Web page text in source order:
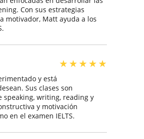
Con sus estrategias
motivador, Matt ayuda a los
★★★★★
y está
Sus clases son
speaking, writing, reading y
y motivación
en el examen IELTS.